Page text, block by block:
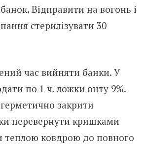
Відправити на вогонь і
стерилізувати 30
час вийняти банки. У
по 1 ч. ложки оцту 9%.
закрити
перевернути кришками
теплою ковдрою до повного